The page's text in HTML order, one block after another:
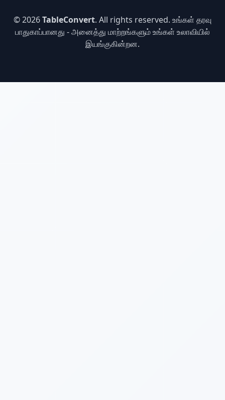
© 2026TableConvert. All rights reserved. உங்கள் தரவு
பாதுகாப்பானது - அனைத்து மாற்றங்களும் உங்கள் உலாவியில்
இயங்குகின்றன.